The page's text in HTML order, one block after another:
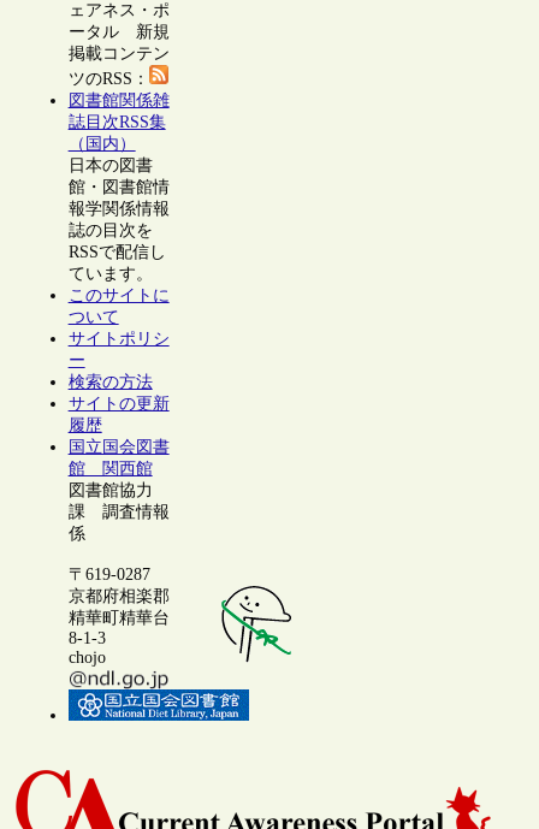
ェアネス・ポ
ータル 新規
掲載コンテン
ツのRSS：
図書館関係雑
誌目次RSS集
（国内）
日本の図書
館・図書館情
報学関係情報
誌の目次を
RSSで配信し
ています。
このサイトに
ついて
サイトポリシ
ー
検索の方法
サイトの更新
履歴
国立国会図書
館 関西館
図書館協力
課 調査情報
係
〒619-0287
京都府相楽郡
精華町精華台
8-1-3
chojo